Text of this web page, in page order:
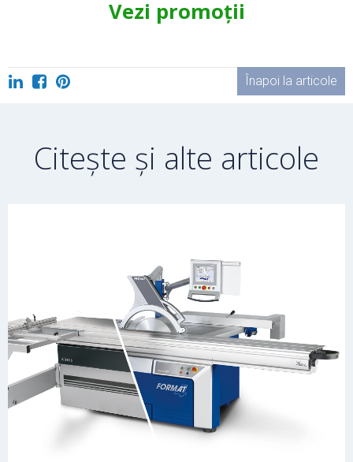
Vezi promoții
Înapoi la articole
Citește și alte articole